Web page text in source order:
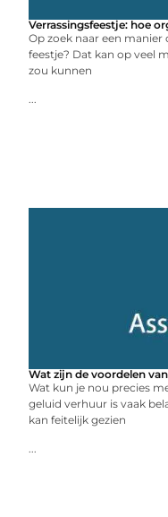
Verrassingsfeestje: hoe
Op zoek naar een
feestje? Dat kan op veel
zou kunnen
...
Wat zijn de voordelen
Wat kun je nou precies
geluid verhuur is vaak
kan feitelijk gezien
...